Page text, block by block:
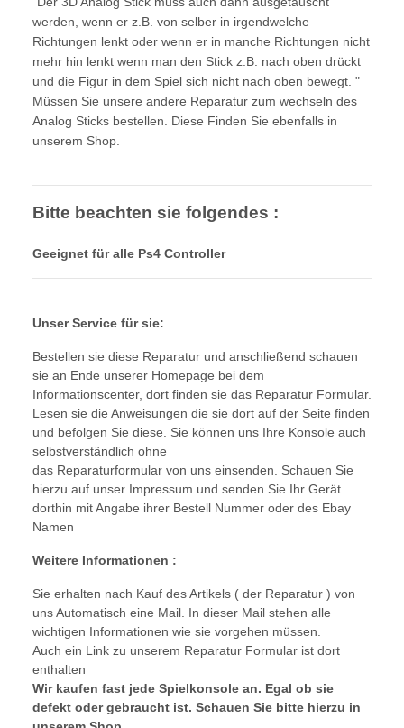
werden, wenn er z.B. von selber in irgendwelche
Richtungen lenkt oder wenn er in manche Richtungen nicht
mehr hin lenkt wenn man den Stick z.B. nach oben drückt
und die Figur in dem Spiel sich nicht nach oben bewegt. "
Müssen Sie unsere andere Reparatur zum wechseln des
Analog Sticks bestellen. Diese Finden Sie ebenfalls in
unserem Shop.
Bitte beachten sie folgendes :
Geeignet für alle Ps4 Controller
Unser Service für sie:
Bestellen sie diese Reparatur und anschließend schauen
sie an Ende unserer Homepage bei dem
Informationscenter, dort finden sie das Reparatur Formular.
Lesen sie die Anweisungen die sie dort auf der Seite finden
und befolgen Sie diese. Sie können uns Ihre Konsole auch
selbstverständlich ohne
das Reparaturformular von uns einsenden. Schauen Sie
hierzu auf unser Impressum und senden Sie Ihr Gerät
dorthin mit Angabe ihrer Bestell Nummer oder des Ebay
Namen
Weitere Informationen :
Sie erhalten nach Kauf des Artikels ( der Reparatur ) von
uns Automatisch eine Mail. In dieser Mail stehen alle
wichtigen Informationen wie sie vorgehen müssen.
Auch ein Link zu unserem Reparatur Formular ist dort
enthalten
Wir kaufen fast jede Spielkonsole an. Egal ob sie
defekt oder gebraucht ist. Schauen Sie bitte hierzu in